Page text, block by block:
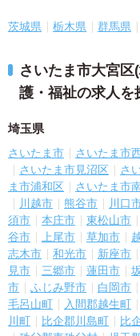
茨城県 栃木県 群馬県
さいたま市大宮
護・福祉の求人を
埼玉県
さいたま市 さいたま市
さいたま市見沼区
さ
ま市浦和区
さいたま市
川越市
熊谷市 川口
須市
本庄市 東松山市
谷市
上尾市 草加市
志木市
和光市 新座市
見市
三郷市 蓮田市
市
ふじみ野市 白岡市
毛呂山町
入間郡越生町
川町
比企郡川島町 比